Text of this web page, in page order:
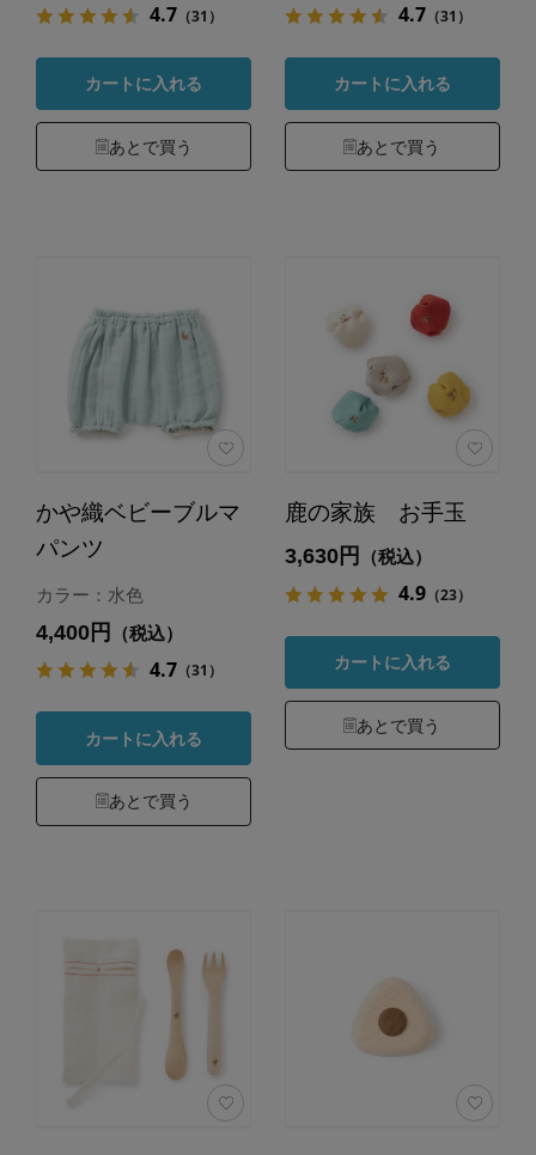
4.7（31）
カートに入れる
あとで買う
4.7（31）
カートに入れる
あとで買う
かや織ベビーブルマ
パンツ
カラー：水色
4,400円 （税込）
4.7（31）
カートに入れる
あとで買う
鹿の家族 お手玉
3,630円 （税込）
4.9（23）
カートに入れる
あとで買う